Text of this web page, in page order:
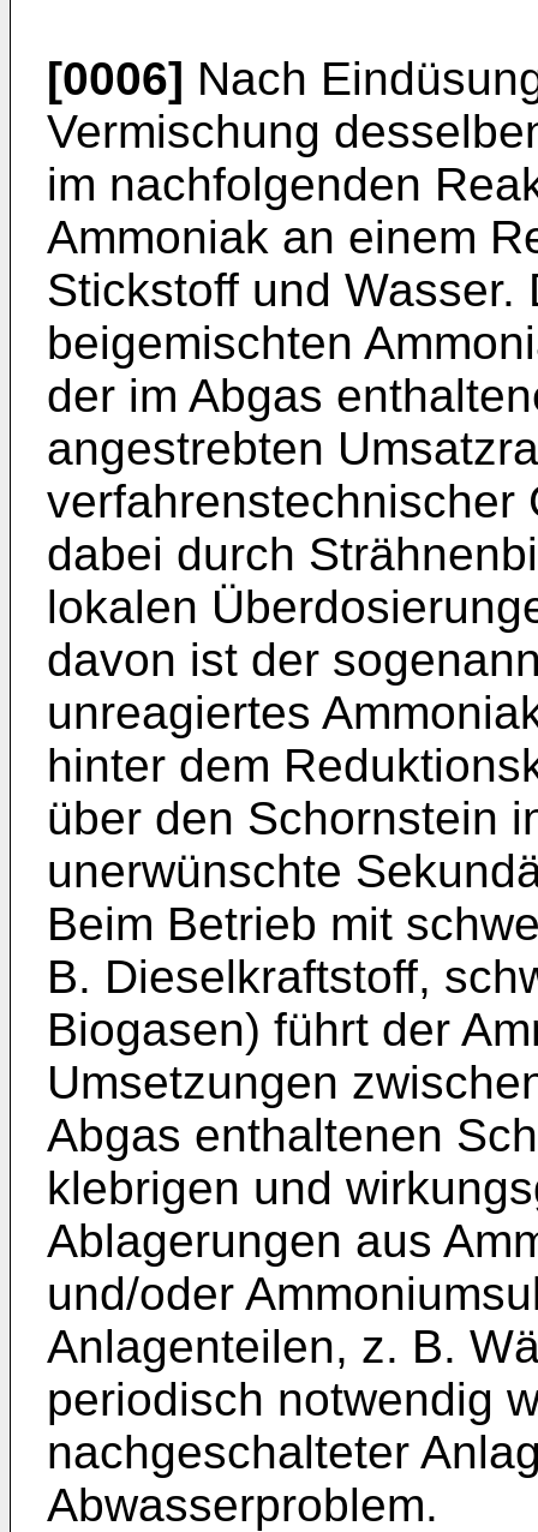
[0006] Nach
Vermischung
im nachfolgenden
Ammoniak an einem
Stickstoff und Wasser.
beigemischten
der im Abgas
angestrebten
verfahrenstechnischer
dabei durch
lokalen
davon ist der
unreagiertes
hinter dem
über den Schornstein
unerwünschte
Beim Betrieb mit
B. Dieselkraftstoff,
Biogasen) führt der
Umsetzungen
Abgas enthaltenen
klebrigen und
Ablagerungen aus
und/oder
Anlagenteilen, z. B.
periodisch notwendig
nachgeschalteter
Abwasserproblem.